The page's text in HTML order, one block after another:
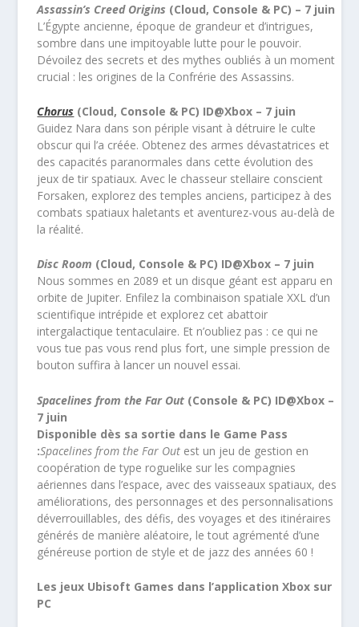
Assassin’s Creed Origins (Cloud, Console & PC) – 7 juin
L’Égypte ancienne, époque de grandeur et d’intrigues,
sombre dans une impitoyable lutte pour le pouvoir.
Dévoilez des secrets et des mythes oubliés à un moment
crucial : les origines de la Confrérie des Assassins.
Chorus (Cloud, Console & PC) ID@Xbox – 7 juin
Guidez Nara dans son périple visant à détruire le culte
obscur qui l’a créée. Obtenez des armes dévastatrices et
des capacités paranormales dans cette évolution des
jeux de tir spatiaux. Avec le chasseur stellaire conscient
Forsaken, explorez des temples anciens, participez à des
combats spatiaux haletants et aventurez-vous au-delà de
la réalité.
Disc Room (Cloud, Console & PC) ID@Xbox – 7 juin
Nous sommes en 2089 et un disque géant est apparu en
orbite de Jupiter. Enfilez la combinaison spatiale XXL d’un
scientifique intrépide et explorez cet abattoir
intergalactique tentaculaire. Et n’oubliez pas : ce qui ne
vous tue pas vous rend plus fort, une simple pression de
bouton suffira à lancer un nouvel essai.
Spacelines from the Far Out (Console & PC) ID@Xbox –
7 juin
Disponible dès sa sortie dans le Game Pass
:Spacelines from the Far Out est un jeu de gestion en
coopération de type roguelike sur les compagnies
aériennes dans l’espace, avec des vaisseaux spatiaux, des
améliorations, des personnages et des personnalisations
déverrouillables, des défis, des voyages et des itinéraires
générés de manière aléatoire, le tout agrémenté d’une
généreuse portion de style et de jazz des années 60 !
Les jeux Ubisoft Games dans l’application Xbox sur
PC